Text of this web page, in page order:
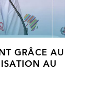
GRÂCE AU
AU